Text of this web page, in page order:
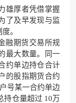
雄厚者凭借掌握
了及早发现与监
。
融期货交易所规
最大数量。同一
约单边持仓合计
的股指期货合约
号某一合约单边
持仓量超过 10万